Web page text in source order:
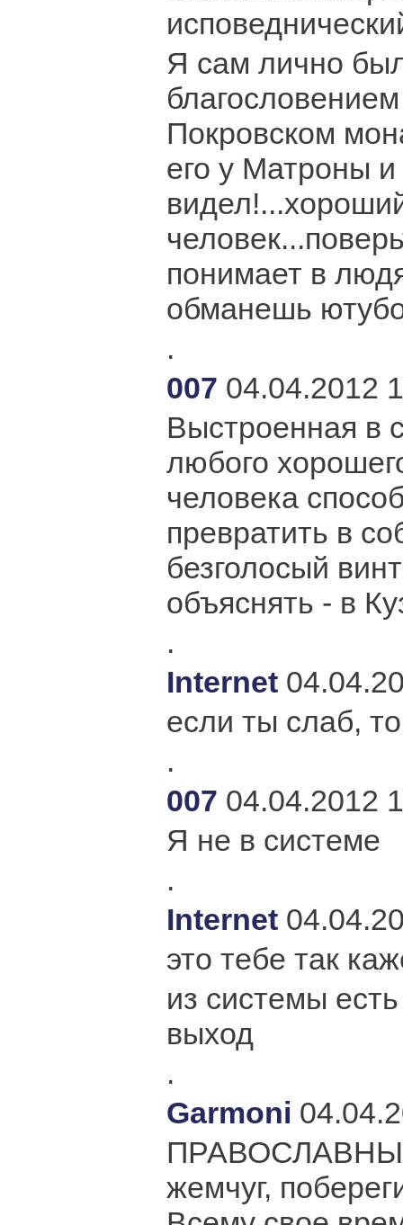
Я сам лично
Покровском
его у Матроны и
понимает в
обманешь
.
007 04.04.2012
Выстроенная в
любого
человека
превратить в
безголосый
объяснять - в
.
Internet
если ты слаб,
.
007 04.04.2012
Я не в системе
.
Internet
это тебе так
из системы
выход
.
Garmoni
жемчуг,